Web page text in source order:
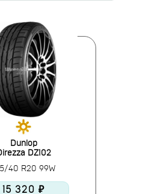
Dunlop
DZ102
40 R20 99W
15 320 ₽